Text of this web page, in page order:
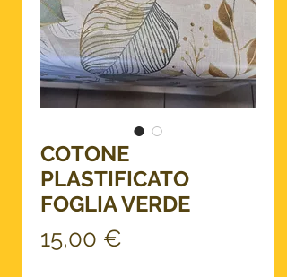
COTONE
PLASTIFICATO
FOGLIA VERDE
15,00 €